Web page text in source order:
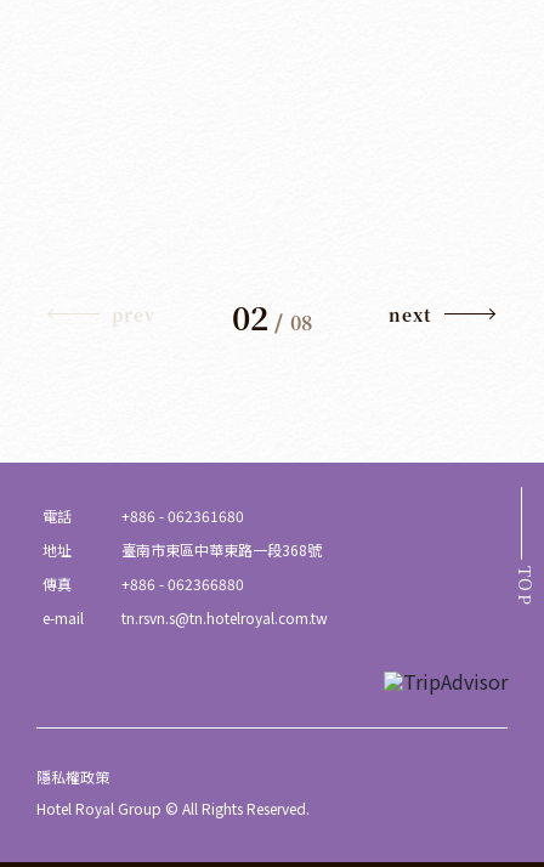
prev 02 /08 next
TOP
電話
+886 - 062361680
地址
臺南市東區中華東路一段368號
傳真
+886 - 062366880
e-mail
tn.rsvn.s@tn.hotelroyal.com.tw
隱私權政策
Hotel Royal Group © All Rights Reserved.